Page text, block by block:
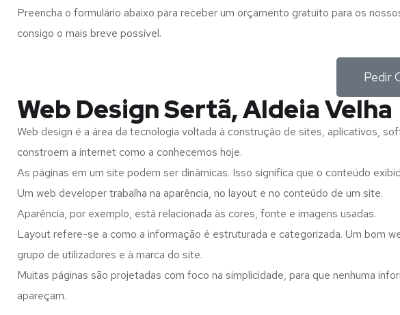
Preencha o formulário abaixo para receber um orçamento gratuito para os
consigo o mais breve possível.
Pedir
Web Design Sertã, Aldeia Velha
Web design é a área da tecnologia voltada à construção de sites, aplicativos,
constroem a internet como a conhecemos hoje.
As páginas em um site podem ser dinâmicas. Isso significa que o conteúdo
Um web developer trabalha na aparência, no layout e no conteúdo de um site.
Aparência, por exemplo, está relacionada às cores, fonte e imagens usadas.
Layout refere-se a como a informação é estruturada e categorizada. Um bom
grupo de utilizadores e à marca do site.
Muitas páginas são projetadas com foco na simplicidade, para que nenhuma
apareçam.